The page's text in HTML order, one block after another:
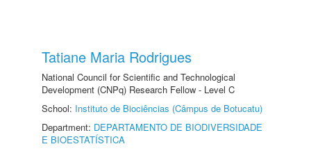
Tatiane Maria Rodrigues
National Council for Scientific and Technological
Development (CNPq) Research Fellow - Level C
School: Instituto de Biociências (Câmpus de Botucatu)
Department: DEPARTAMENTO DE BIODIVERSIDADE
E BIOESTATÍSTICA